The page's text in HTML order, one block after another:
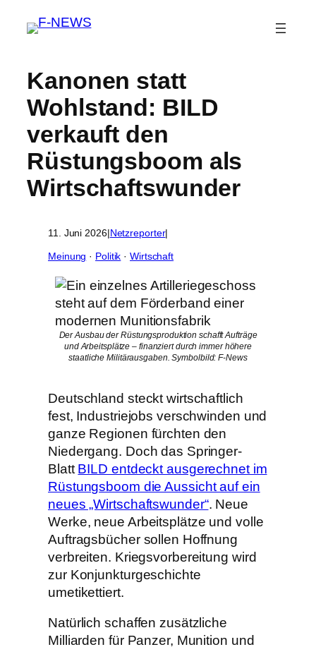
Kanonen statt
Wohlstand: BILD
verkauft den
Rüstungsboom als
Wirtschaftswunder
11. Juni 2026|Netzreporter|
Meinung · Politik · Wirtschaft
Der Ausbau der Rüstungsproduktion schafft Aufträge
und Arbeitsplätze – finanziert durch immer höhere
staatliche Militärausgaben. Symbolbild: F-News
Deutschland steckt wirtschaftlich
fest, Industriejobs verschwinden und
ganze Regionen fürchten den
Niedergang. Doch das Springer-
Blatt BILD entdeckt ausgerechnet im
Rüstungsboom die Aussicht auf ein
neues „Wirtschaftswunder“. Neue
Werke, neue Arbeitsplätze und volle
Auftragsbücher sollen Hoffnung
verbreiten. Kriegsvorbereitung wird
zur Konjunkturgeschichte
umetikettiert.
Natürlich schaffen zusätzliche
Milliarden für Panzer, Munition und